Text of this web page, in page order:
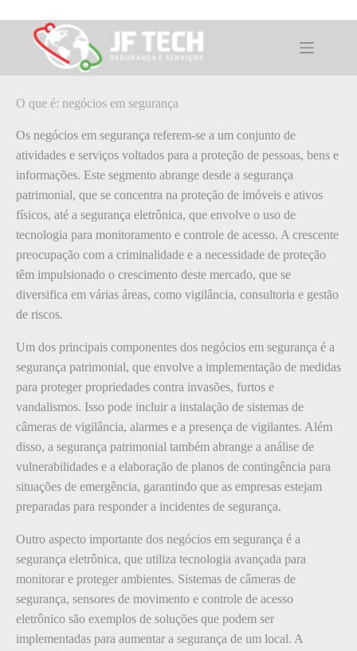
para
conteúdoO que é: negócios em segurança
O que é: negócios em segurança
Os negócios em segurança referem-se a um conjunto de
atividades e serviços voltados para a proteção de pessoas, bens e
informações. Este segmento abrange desde a segurança
patrimonial, que se concentra na proteção de imóveis e ativos
físicos, até a segurança eletrônica, que envolve o uso de
tecnologia para monitoramento e controle de acesso. A crescente
preocupação com a criminalidade e a necessidade de proteção
têm impulsionado o crescimento deste mercado, que se
diversifica em várias áreas, como vigilância, consultoria e gestão
de riscos.
Um dos principais componentes dos negócios em segurança é a
segurança patrimonial, que envolve a implementação de medidas
para proteger propriedades contra invasões, furtos e
vandalismos. Isso pode incluir a instalação de sistemas de
câmeras de vigilância, alarmes e a presença de vigilantes. Além
disso, a segurança patrimonial também abrange a análise de
vulnerabilidades e a elaboração de planos de contingência para
situações de emergência, garantindo que as empresas estejam
preparadas para responder a incidentes de segurança.
Outro aspecto importante dos negócios em segurança é a
segurança eletrônica, que utiliza tecnologia avançada para
monitorar e proteger ambientes. Sistemas de câmeras de
segurança, sensores de movimento e controle de acesso
eletrônico são exemplos de soluções que podem ser
implementadas para aumentar a segurança de um local. A